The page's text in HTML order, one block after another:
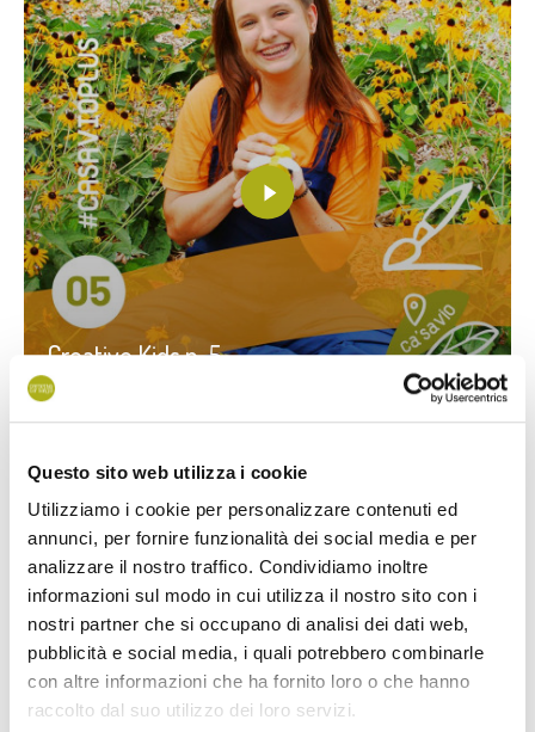
Questo sito web utilizza i cookie
Utilizziamo i cookie per personalizzare contenuti ed
annunci, per fornire funzionalità dei social media e per
analizzare il nostro traffico. Condividiamo inoltre
informazioni sul modo in cui utilizza il nostro sito con i
nostri partner che si occupano di analisi dei dati web,
pubblicità e social media, i quali potrebbero combinarle
con altre informazioni che ha fornito loro o che hanno
raccolto dal suo utilizzo dei loro servizi.
Creative Kids n. 5
Bee craft